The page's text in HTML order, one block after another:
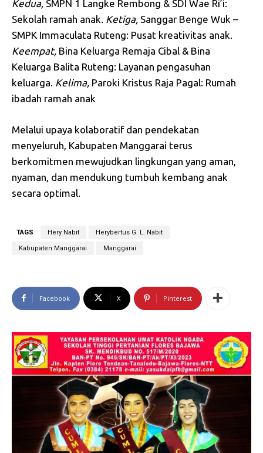
Kedua, SMPN 1 Langke Rembong & SDI Wae Ri’i:
Sekolah ramah anak. Ketiga, Sanggar Benge Wuk –
SMPK Immaculata Ruteng: Pusat kreativitas anak.
Keempat, Bina Keluarga Remaja Cibal & Bina
Keluarga Balita Ruteng: Layanan pengasuhan
keluarga. Kelima, Paroki Kristus Raja Pagal: Rumah
ibadah ramah anak
Melalui upaya kolaboratif dan pendekatan
menyeluruh, Kabupaten Manggarai terus
berkomitmen mewujudkan lingkungan yang aman,
nyaman, dan mendukung tumbuh kembang anak
secara optimal.
TAGS Hery Nabit Herybertus G. L. Nabit
Kabupaten Manggarai Manggarai
Facebook X Pinterest